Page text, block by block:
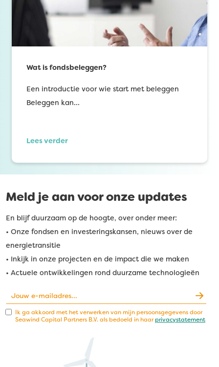
Wat is fondsbeleggen?
Een introductie voor wie start met beleggen
Beleggen kan…
Lees verder
Meld je aan voor onze updates
En blijf duurzaam op de hoogte, over onder meer:
• Onze fondsen en investeringskansen, nieuws over de
energietransitie
• Inkijk in onze projecten en de impact die we maken
• Actuele ontwikkelingen rond duurzame technologieën
Ik ga akkoord met het verwerken van mijn persoonsgegevens door
Seawind Capital Partners B.V. als bedoeld in haarprivacystatement